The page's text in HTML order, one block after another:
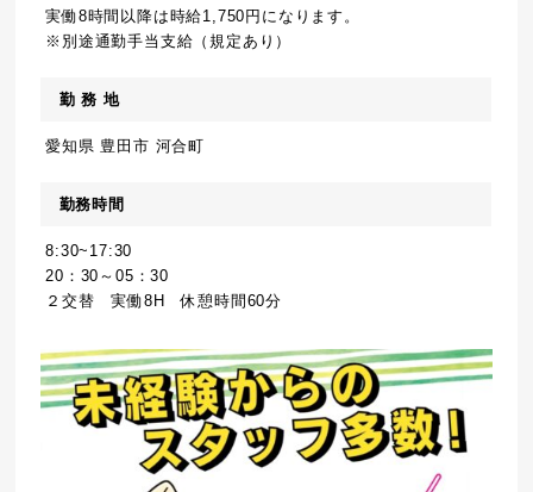
実働8時間以降は時給1,750円になります。
※別途通勤手当支給（規定あり）
勤 務 地
愛知県 豊田市 河合町
勤務時間
8:30~17:30
20：30～05：30
２交替 実働8H 休憩時間60分